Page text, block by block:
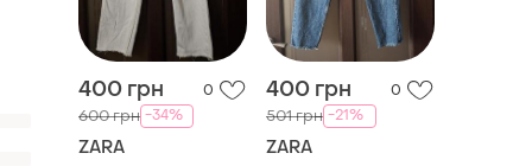
400 грн 0
600 грн -34%
ZARA
400 грн 0
501 грн -21%
ZARA